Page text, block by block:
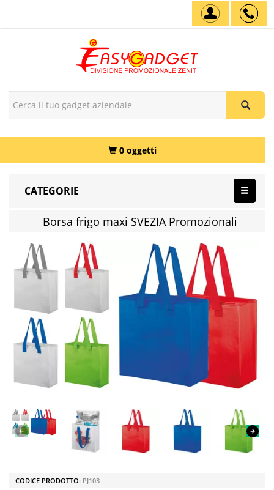
0 oggetti
CATEGORIE
Borsa frigo maxi SVEZIA Promozionali
CODICE PRODOTTO: PJ103